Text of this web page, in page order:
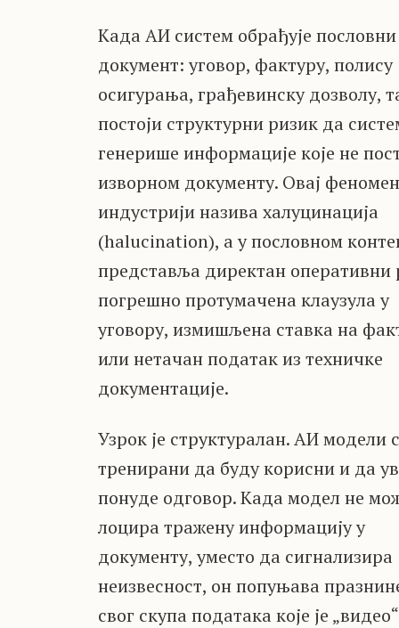
Када АИ систем обрађује пословни
документ: уговор, фактуру, полису
осигурања, грађевинску дозволу,
постоји структурни ризик да
генерише информације које не
изворном документу. Овај
индустрији назива халуцинација
(halucination), а у пословном
представља директан оперативни
погрешно протумачена клаузула у
уговору, измишљена ставка на
или нетачан податак из техничке
документације.
Узрок је структуралан. АИ модели
тренирани да буду корисни и да
понуде одговор. Када модел не
лоцира тражену информацију у
документу, уместо да сигнализира
неизвесност, он попуњава
свог скупа података које је